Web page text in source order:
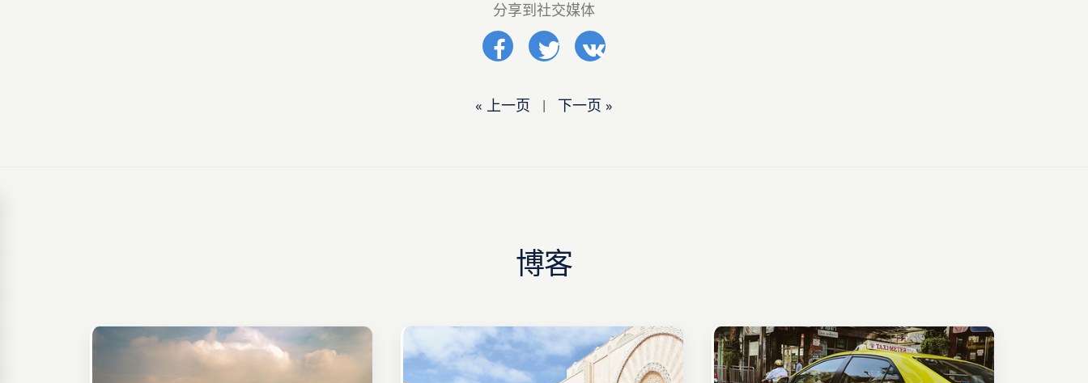
分享到社交媒体
« 上一页 | 下一页 »
博客